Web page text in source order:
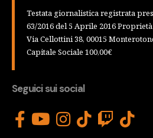
Testata giornalistica registrata
63/2016 del 5 Aprile 2016
Via Cellottini 38, 00015
Capitale Sociale 100,00€
Seguici sui social